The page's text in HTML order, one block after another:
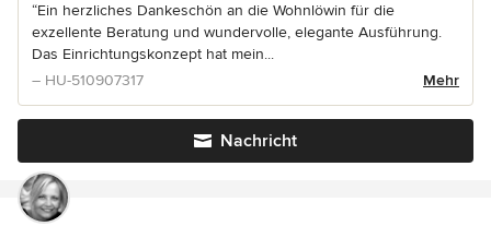
“Ein herzliches Dankeschön an die Wohnlöwin für die
exzellente Beratung und wundervolle, elegante Ausführung.
Das Einrichtungskonzept hat mein...
– HU-510907317
Mehr
Nachricht